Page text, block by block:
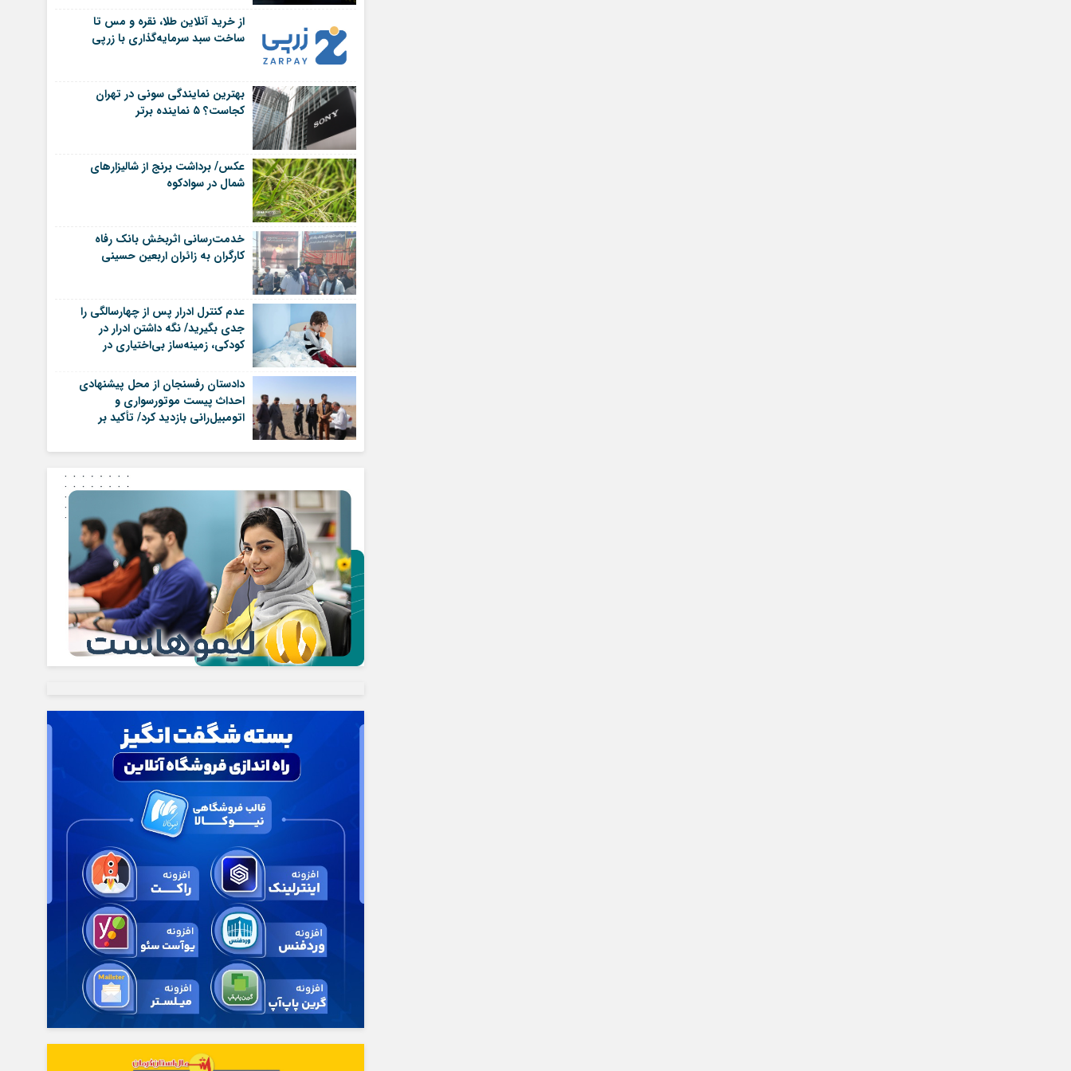
از خرید آنلاین طلا، نقره و مس تا
ساخت سبد سرمایه‌گذاری با زرپی
بهترین نمایندگی سونی در تهران
کجاست؟ ۵ نماینده برتر
عکس/ برداشت برنج از شالیزارهای
شمال در سوادکوه
خدمت‌رسانی اثربخش بانک رفاه
کارگران به زائران اربعین حسینی
عدم کنترل ادرار پس از چهارسالگی را
جدی بگیرید/ نگه داشتن ادرار در
کودکی، زمینه‌ساز بی‌اختیاری در
دادستان رفسنجان از محل پیشنهادی
احداث پیست موتورسواری و
اتومبیل‌رانی بازدید کرد/ تأکید بر
تردد وسایل نقلیه مسابقه‌ای در معابر